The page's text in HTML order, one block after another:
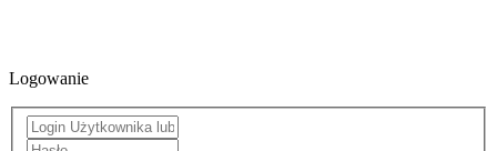
Logowanie